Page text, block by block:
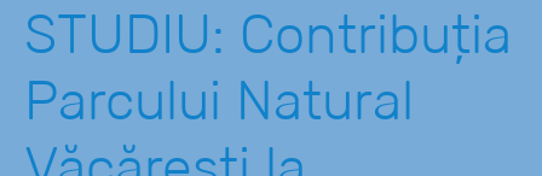
STUDIU: Contribuția
Parcului Natural